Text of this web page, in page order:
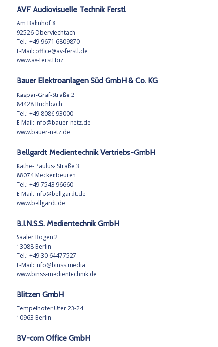
AVF Audiovisuelle Technik Ferstl
Am Bahnhof 8
92526 Oberviechtach
Tel.: +49 9671 6809870
E-Mail: office@av-ferstl.de
www.av-ferstl.biz
Bauer Elektroanlagen Süd GmbH & Co. KG
Kaspar-Graf-Straße 2
84428 Buchbach
Tel.: +49 8086 93000
E-Mail: info@bauer-netz.de
www.bauer-netz.de
Bellgardt Medientechnik Vertriebs-GmbH
Käthe- Paulus- Straße 3
88074 Meckenbeuren
Tel.: +49 7543 96660
E-Mail: info@bellgardt.de
www.bellgardt.de
B.I.N.S.S. Medientechnik GmbH
Saaler Bogen 2
13088 Berlin
Tel.: +49 30 64477527
E-Mail: info@binss.media
www.binss-medientechnik.de
Blitzen GmbH
Tempelhofer Ufer 23-24
10963 Berlin
BV-com Office GmbH